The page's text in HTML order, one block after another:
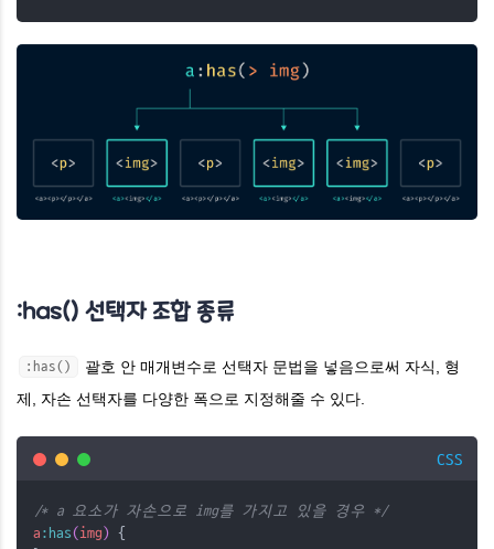
:has() 선택자 조합 종류
:has()
괄호 안 매개변수로 선택자 문법을 넣음으로써 자식, 형
제, 자손 선택자를 다양한 폭으로 지정해줄 수 있다.
CSS
/* a 요소가 자손으로 img를 가지고 있을 경우 */
a :has(img) {